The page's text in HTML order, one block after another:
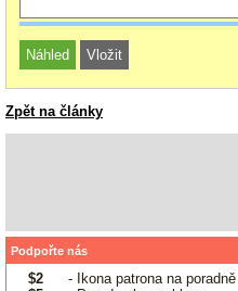
Zpět na články
Podpořte nás
$2
- Ikona patrona na poradně